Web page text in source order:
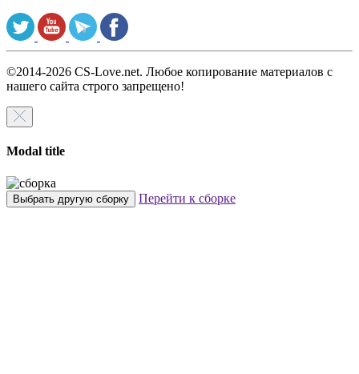
©2014-2026 CS-Love.net. Любое копирование материалов с
нашего сайта строго запрещено!
Modal title
Выбрать другую сборку Перейти к сборке